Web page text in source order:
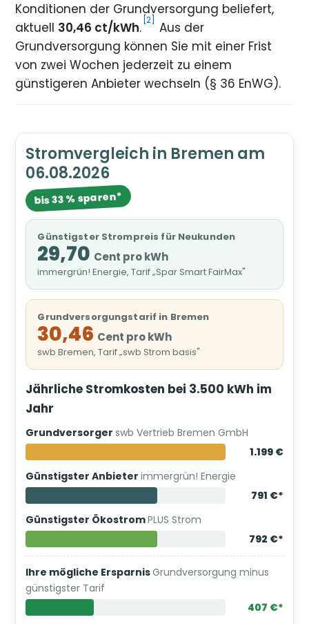
Konditionen der Grundversorgung beliefert,
aktuell 30,46 ct/kWh. [2]
Aus der
Grundversorgung können Sie mit einer Frist
von zwei Wochen jederzeit zu einem
günstigeren Anbieter wechseln (§ 36 EnWG).
Stromvergleich in Bremen am
06.08.2026
bis 33 % sparen*
Günstigster Strompreis für Neukunden
29,70 Cent pro kWh
immergrün! Energie, Tarif „Spar Smart FairMax"
Grundversorgungstarif in Bremen
30,46 Cent pro kWh
swb Bremen, Tarif „swb Strom basis"
Jährliche Stromkosten bei 3.500 kWh im
Jahr
Grundversorgerswb Vertrieb Bremen GmbH
1.199 €
Günstigster Anbieterimmergrün! Energie
791 €*
Günstigster ÖkostromPLUS Strom
792 €*
Ihre mögliche ErsparnisGrundversorgung minus
günstigster Tarif
407 €*